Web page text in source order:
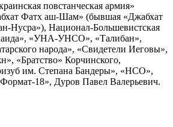
повстанческая армия»
Фатх аш-Шам» (бывшая «Джабхат
Нусра»), Национал-Большевистская
«УНА-УНСО», «Талибан»,
народа», «Свидетели Иеговы»,
«Братство» Корчинского,
им. Степана Бандеры», «НСО»,
18», Дуров Павел Валерьевич.